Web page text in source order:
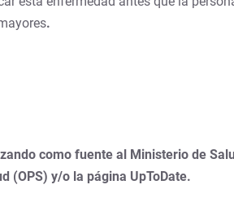
.
como fuente al Ministerio de
(OPS) y/o la página UpToDate.